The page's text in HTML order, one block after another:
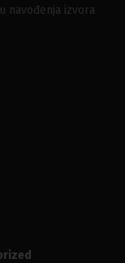
navođenja izvora